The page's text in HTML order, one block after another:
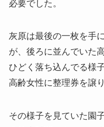
必要でした。
灰原は最後の一枚を手
が、後ろに並んでいた
ひどく落ち込んでる様
高齢女性に整理券を譲
その様子を見ていた園